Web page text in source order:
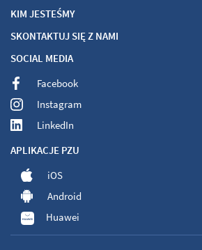
KIM JESTEŚMY
SKONTAKTUJ SIĘ Z NAMI
SOCIAL MEDIA
Facebook
Instagram
LinkedIn
APLIKACJE PZU
iOS
Android
Huawei